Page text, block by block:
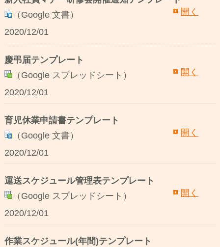
（Google 文書）
開く
2020/12/01
慶弔届テンプレート
（Google スプレッドシート）
開く
2020/12/01
育児休業申請書テンプレート
（Google 文書）
開く
2020/12/01
運送スケジュール管理表テンプレート
（Google スプレッドシート）
開く
2020/12/01
作業スケジュール(年間)テンプレート